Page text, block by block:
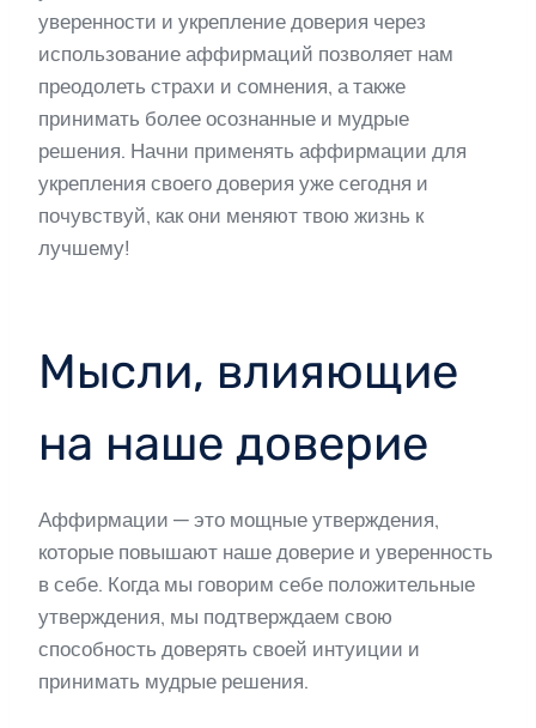
уверенности и укрепление доверия через
использование аффирмаций позволяет нам
преодолеть страхи и сомнения, а также
принимать более осознанные и мудрые
решения. Начни применять аффирмации для
укрепления своего доверия уже сегодня и
почувствуй, как они меняют твою жизнь к
лучшему!
Мысли, влияющие
на наше доверие
Аффирмации — это мощные утверждения,
которые повышают наше доверие и уверенность
в себе. Когда мы говорим себе положительные
утверждения, мы подтверждаем свою
способность доверять своей интуиции и
принимать мудрые решения.